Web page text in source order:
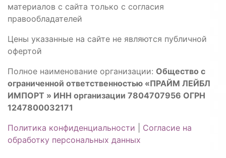
материалов с сайта только с согласия
правообладателей
Цены указанные на сайте не являются публичной
офертой
Полное наименование организации: Общество с
ограниченной ответственностью «ПРАЙМ ЛЕЙБЛ
ИМПОРТ » ИНН организации 7804707956 ОГРН
1247800032171
Политика конфиденциальности
Согласие на
обработку персональных данных